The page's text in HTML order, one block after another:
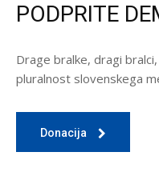
PODPRITE
Drage bralke, dragi
pluralnost slovenskega
Donacija